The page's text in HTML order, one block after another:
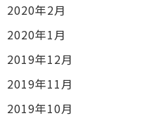
2020年2月
2020年1月
2019年12月
2019年11月
2019年10月